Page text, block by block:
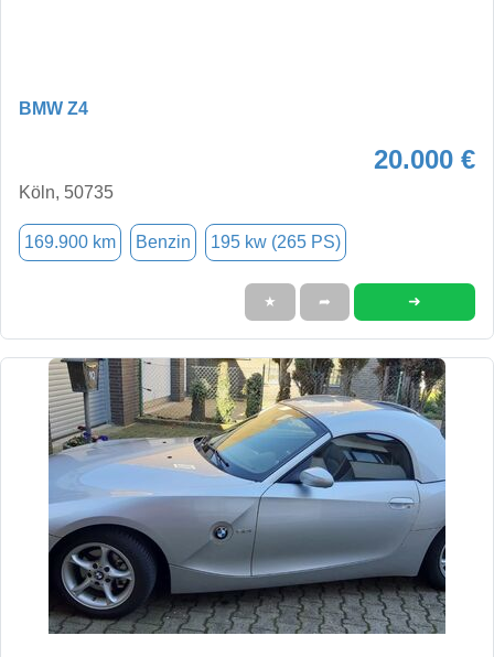
BMW Z4
20.000 €
Köln, 50735
169.900 km Benzin 195 kw (265 PS)
★ ➦ ➜